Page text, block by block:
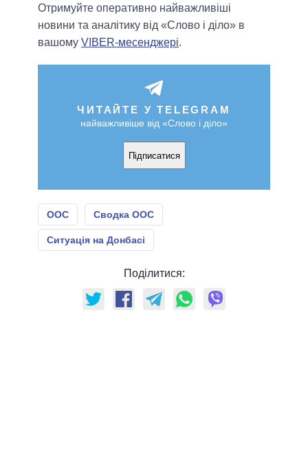
Отримуйте оперативно найважливіші
новини та аналітику від «Слово і діло» в
вашому VIBER-месенджері.
ЧИТАЙТЕ У TELEGRAM
найважливіше від «Слово і діло»
Підписатися
ООС Сводка ООС
Ситуація на Донбасі
Поділитися: